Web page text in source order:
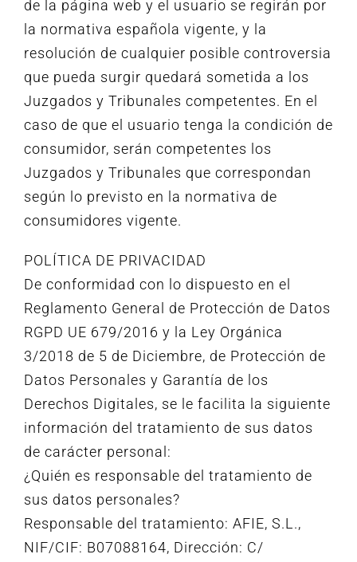
de la página web y el usuario se regirán por
la normativa española vigente, y la
resolución de cualquier posible controversia
que pueda surgir quedará sometida a los
Juzgados y Tribunales competentes. En el
caso de que el usuario tenga la condición de
consumidor, serán competentes los
Juzgados y Tribunales que correspondan
según lo previsto en la normativa de
consumidores vigente.
POLÍTICA DE PRIVACIDAD
De conformidad con lo dispuesto en el
Reglamento General de Protección de Datos
RGPD UE 679/2016 y la Ley Orgánica
3/2018 de 5 de Diciembre, de Protección de
Datos Personales y Garantía de los
Derechos Digitales, se le facilita la siguiente
información del tratamiento de sus datos
de carácter personal:
¿Quién es responsable del tratamiento de
sus datos personales?
Responsable del tratamiento: AFIE, S.L.,
NIF/CIF: B07088164, Dirección: C/